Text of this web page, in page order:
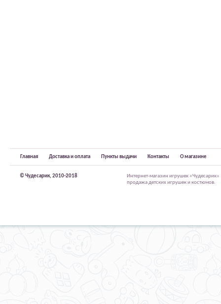
Главная Доставка и оплата Пункты выдачи Контакты О магазине
© Чудесарик, 2010-2018
Интернет-магазин игрушек
продажа детских игрушек и костюмов.